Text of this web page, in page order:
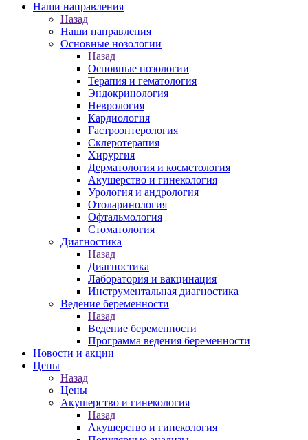
Наши направления
Назад
Наши направления
Основные нозологии
Назад
Основные нозологии
Терапия и гематология
Эндокринология
Неврология
Кардиология
Гастроэнтерология
Склеротерапия
Хирургия
Дерматология и косметология
Акушерство и гинекология
Урология и андрология
Отоларинология
Офтальмология
Стоматология
Диагностика
Назад
Диагностика
Лаборатория и вакцинация
Инструментальная диагностика
Ведение беременности
Назад
Ведение беременности
Программа ведения беременности
Новости и акции
Цены
Назад
Цены
Акушерство и гинекология
Назад
Акушерство и гинекология